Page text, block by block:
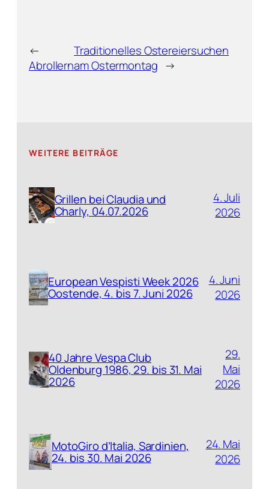
←
Abrollern
Traditionelles Ostereiersuchen
am Ostermontag →
WEITERE BEITRÄGE
Grillen bei Claudia und
Charly, 04.07.2026
4. Juli
2026
European Vespisti Week 2026
Oostende, 4. bis 7. Juni 2026
4. Juni
2026
40 Jahre Vespa Club
Oldenburg 1986, 29. bis 31. Mai
2026
29.
Mai
2026
MotoGiro d’Italia, Sardinien,
24. bis 30. Mai 2026
24. Mai
2026